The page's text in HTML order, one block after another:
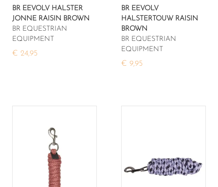
BR EEVOLV HALSTER
JONNE RAISIN BROWN
BR EQUESTRIAN
EQUIPMENT
€ 24,95
BR EEVOLV
HALSTERTOUW RAISIN
BROWN
BR EQUESTRIAN
EQUIPMENT
€ 9,95